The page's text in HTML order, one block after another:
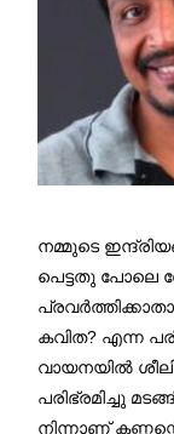
നമ്മുടെ
പെട്ടതു പോലെ
കവിത? എന്ന
വായനയിൽ
പരിഭ്രമിച്ചു
നിന്നാണ്